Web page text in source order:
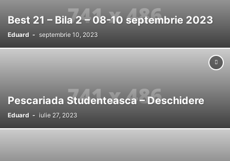
NEW LAKES LAZURI 1&5 SAPUNARI SEDUCTION BAITS
WLC ZAGA ZAGA
Best 21 – Bila 2 – 08-10 septembrie 2023
Eduard - septembrie 10, 2023
Pescariada Studenteasca – Deschidere
Eduard - iulie 27, 2023